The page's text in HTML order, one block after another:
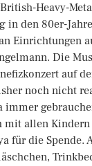
Heavy-
in den 80er-
Einrichtungen
Die
auf
noch nicht
immer
mit allen
für die Spende.